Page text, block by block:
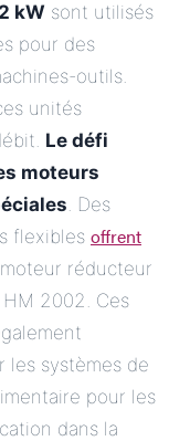
kW sont utilisés
pour des
outils.
unités
Le défi
moteurs
. Des
flexibles offrent
réducteur
2002. Ces
les systèmes de
pour les
dans la